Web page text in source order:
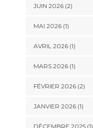
JUIN 2026(2)
MAI 2026(1)
AVRIL 2026(1)
MARS 2026(1)
FÉVRIER 2026(2)
JANVIER 2026(1)
DÉCEMBRE 2025(1)